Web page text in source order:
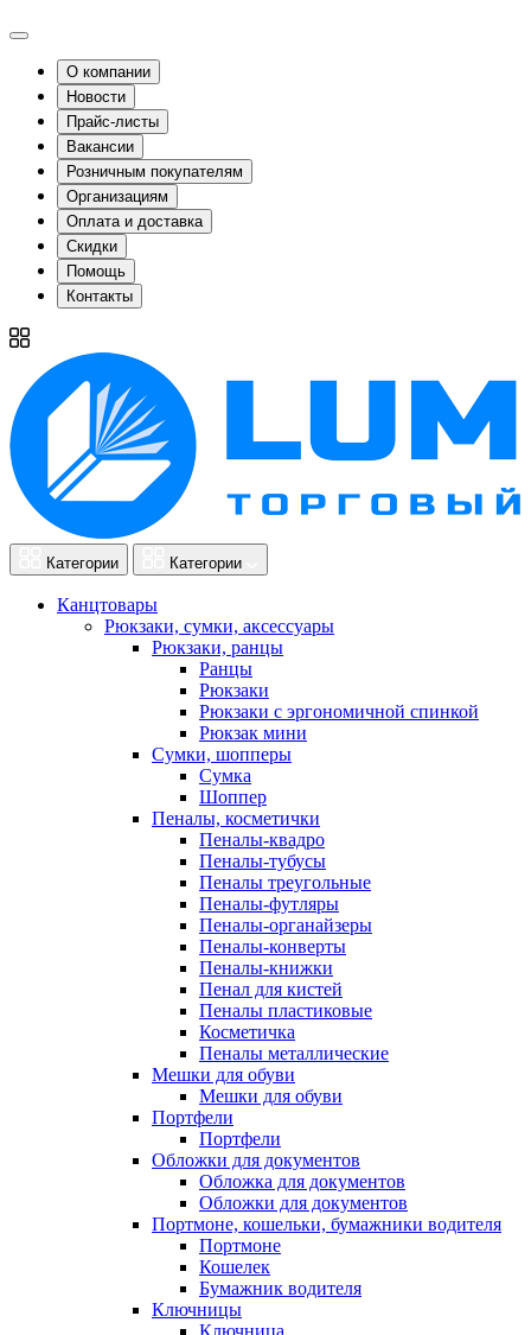
О компании
Новости
Прайс-листы
Вакансии
Розничным покупателям
Организациям
Оплата и доставка
Скидки
Помощь
Контакты
Категории Категории
Канцтовары
Рюкзаки, сумки, аксессуары
Рюкзаки, ранцы
Ранцы
Рюкзаки
Рюкзаки с эргономичной спинкой
Рюкзак мини
Сумки, шопперы
Сумка
Шоппер
Пеналы, косметички
Пеналы-квадро
Пеналы-тубусы
Пеналы треугольные
Пеналы-футляры
Пеналы-органайзеры
Пеналы-конверты
Пеналы-книжки
Пенал для кистей
Пеналы пластиковые
Косметичка
Пеналы металлические
Мешки для обуви
Мешки для обуви
Портфели
Портфели
Обложки для документов
Обложка для документов
Обложки для документов
Портмоне, кошельки, бумажники водителя
Портмоне
Кошелек
Бумажник водителя
Ключницы
Ключница